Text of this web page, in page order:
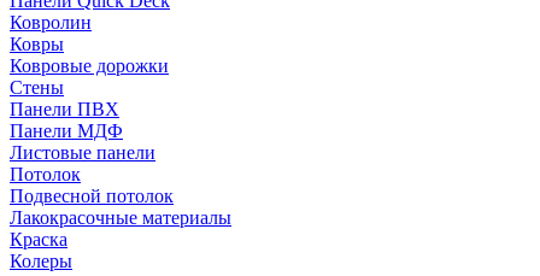
Ковролин
Ковры
Ковровые дорожки
Стены
Панели ПВХ
Панели МДФ
Листовые панели
Потолок
Подвесной потолок
Лакокрасочные материалы
Краска
Колеры